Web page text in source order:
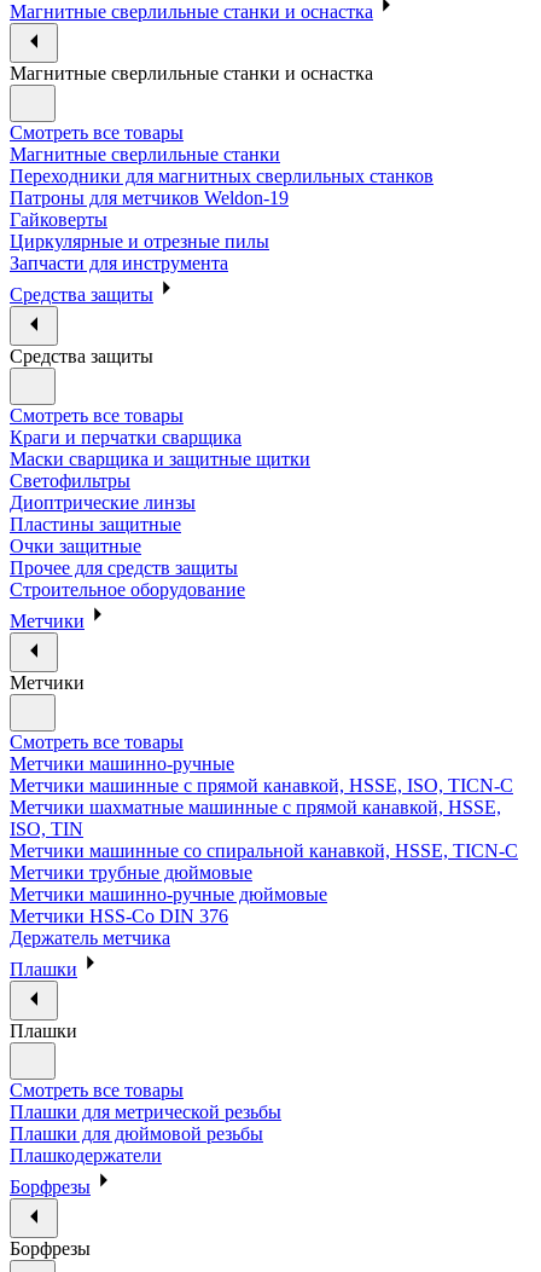
Магнитные сверлильные станки и оснастка
Магнитные сверлильные станки и оснастка
Смотреть все товары
Магнитные сверлильные станки
Переходники для магнитных сверлильных станков
Патроны для метчиков Weldon-19
Гайковерты
Циркулярные и отрезные пилы
Запчасти для инструмента
Средства защиты
Средства защиты
Смотреть все товары
Краги и перчатки сварщика
Маски сварщика и защитные щитки
Светофильтры
Диоптрические линзы
Пластины защитные
Очки защитные
Прочее для средств защиты
Строительное оборудование
Метчики
Метчики
Смотреть все товары
Метчики машинно-ручные
Метчики машинные с прямой канавкой, HSSE, ISO, TICN-C
Метчики шахматные машинные с прямой канавкой, HSSE,
ISO, TIN
Метчики машинные со спиральной канавкой, HSSE, TICN-C
Метчики трубные дюймовые
Метчики машинно-ручные дюймовые
Метчики HSS-Co DIN 376
Держатель метчика
Плашки
Плашки
Смотреть все товары
Плашки для метрической резьбы
Плашки для дюймовой резьбы
Плашкодержатели
Борфрезы
Борфрезы